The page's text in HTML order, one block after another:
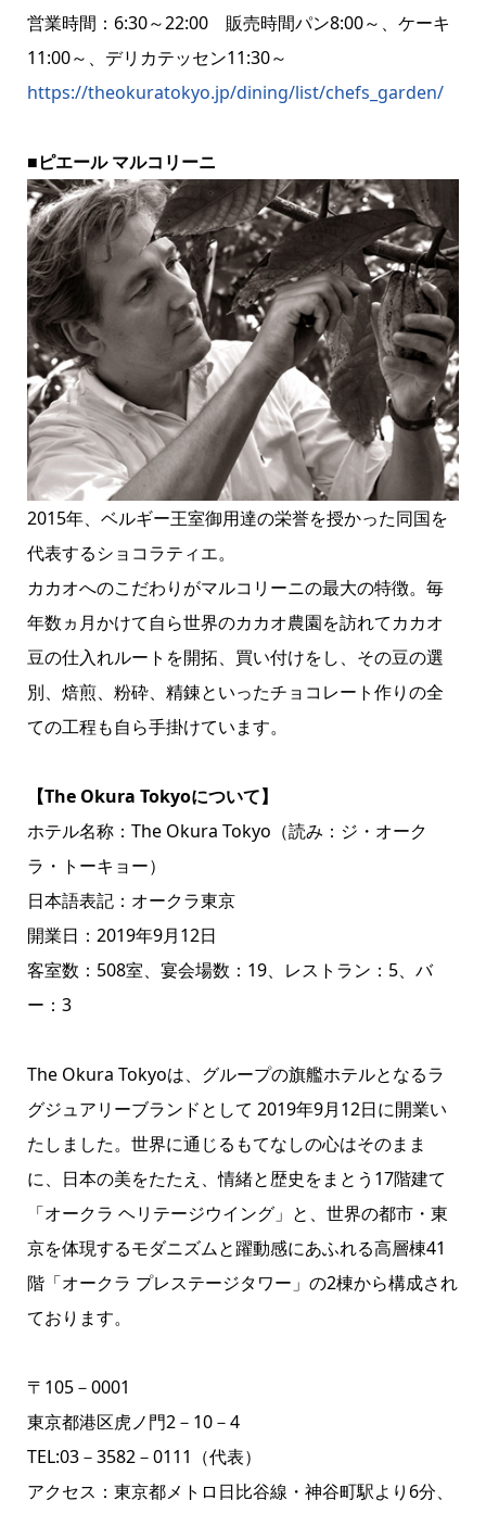
営業時間：6:30～22:00 販売時間パン8:00～、ケーキ
11:00～、デリカテッセン11:30～
https://theokuratokyo.jp/dining/list/chefs_garden/
■ピエール マルコリーニ
2015年、ベルギー王室御用達の栄誉を授かった同国を
代表するショコラティエ。
カカオへのこだわりがマルコリーニの最大の特徴。毎
年数ヵ月かけて自ら世界のカカオ農園を訪れてカカオ
豆の仕入れルートを開拓、買い付けをし、その豆の選
別、焙煎、粉砕、精錬といったチョコレート作りの全
ての工程も自ら手掛けています。
【The Okura Tokyoについて】
ホテル名称：The Okura Tokyo（読み：ジ・オーク
ラ・トーキョー）
日本語表記：オークラ東京
開業日：2019年9月12日
客室数：508室、宴会場数：19、レストラン：5、バ
ー：3
The Okura Tokyoは、グループの旗艦ホテルとなるラ
グジュアリーブランドとして 2019年9月12日に開業い
たしました。世界に通じるもてなしの心はそのまま
に、日本の美をたたえ、情緒と歴史をまとう17階建て
「オークラ ヘリテージウイング」と、世界の都市・東
京を体現するモダニズムと躍動感にあふれる高層棟41
階「オークラ プレステージタワー」の2棟から構成され
ております。
〒105－0001
東京都港区虎ノ門2－10－4
TEL:03－3582－0111（代表）
アクセス：東京都メトロ日比谷線・神谷町駅より6分、